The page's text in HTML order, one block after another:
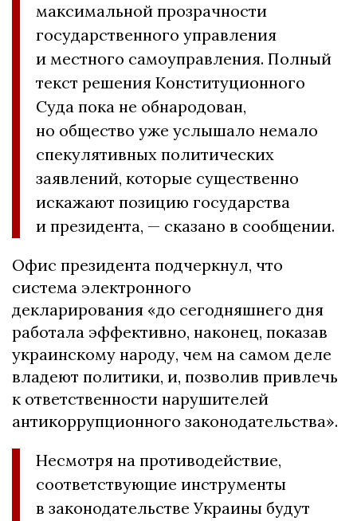
максимальной прозрачности
государственного управления
и местного самоуправления. Полный
текст решения Конституционного
Суда пока не обнародован,
но общество уже услышало немало
спекулятивных политических
заявлений, которые существенно
искажают позицию государства
и президента, — сказано в сообщении.
Офис президента подчеркнул, что
система электронного
декларирования «до сегодняшнего дня
работала эффективно, наконец, показав
украинскому народу, чем на самом деле
владеют политики, и, позволив привлечь
к ответственности нарушителей
антикоррупционного законодательства».
Несмотря на противодействие,
соответствующие инструменты
в законодательстве Украины будут